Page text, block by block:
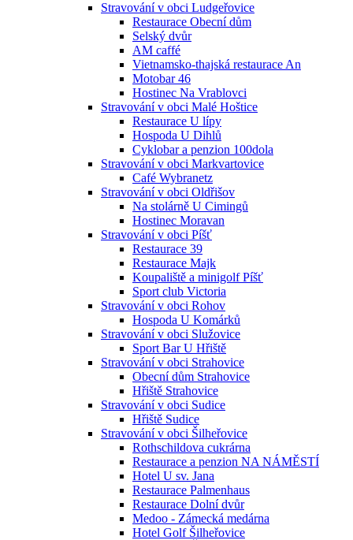
Stravování v obci Ludgeřovice
Restaurace Obecní dům
Selský dvůr
AM caffé
Vietnamsko-thajská restaurace An
Motobar 46
Hostinec Na Vrablovci
Stravování v obci Malé Hoštice
Restaurace U lípy
Hospoda U Dihlů
Cyklobar a penzion 100dola
Stravování v obci Markvartovice
Café Wybranetz
Stravování v obci Oldřišov
Na stolárně U Cimingů
Hostinec Moravan
Stravování v obci Píšť
Restaurace 39
Restaurace Majk
Koupaliště a minigolf Píšť
Sport club Victoria
Stravování v obci Rohov
Hospoda U Komárků
Stravování v obci Služovice
Sport Bar U Hřiště
Stravování v obci Strahovice
Obecní dům Strahovice
Hřiště Strahovice
Stravování v obci Sudice
Hřiště Sudice
Stravování v obci Šilheřovice
Rothschildova cukrárna
Restaurace a penzion NA NÁMĚSTÍ
Hotel U sv. Jana
Restaurace Palmenhaus
Restaurace Dolní dvůr
Medoo - Zámecká medárna
Hotel Golf Šilheřovice